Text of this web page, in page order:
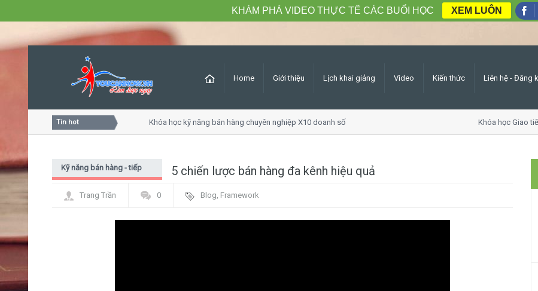
Home Giới thiệu Lịch khai giảng Video Kiến thức Liên hệ - Đăng
Tin hot
hàng chuyên nghiệp Khóa học kỹ năng bán hàng chuyên nghiệp X10 doanh số Khóa học Giao tiếp
5 chiến lược bán hàng đa kênh hiệu quả
Kỹ năng bán hàng - tiếp
Trang Trần
0 Blog, Framework
KHÁM PHÁ VIDEO THỰC TẾ CÁC BUỔI HỌC XEM LUÔN